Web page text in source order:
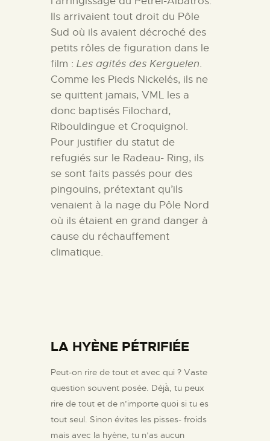
Ils arrivaient tout droit du Pôle
Sud où ils avaient décroché des
petits rôles de figuration dans le
film : Les agités des Kerguelen.
Comme les Pieds Nickelés, ils ne
se quittent jamais, VML les a
donc baptisés Filochard,
Ribouldingue et Croquignol.
Pour justifier du statut de
refugiés sur le Radeau- Ring, ils
se sont faits passés pour des
pingouins, prétextant qu’ils
venaient à la nage du Pôle Nord
où ils étaient en grand danger à
cause du réchauffement
climatique.
LA HYÈNE PÉTRIFIÉE
Peut-on rire de tout et avec qui ? Vaste
question souvent posée. Déjà̀, tu peux
rire de tout et de n’importe quoi si tu es
tout seul. Sinon évites les pisses- froids
mais avec la hyène, tu n’as aucun